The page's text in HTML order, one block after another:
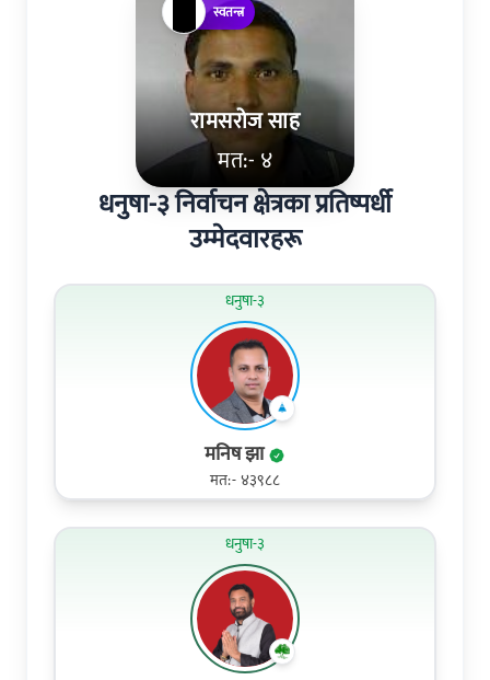
रामसरोज साह
मत:- ४
स्वतन्त्र
धनुषा-३ निर्वाचन क्षेत्रका प्रतिष्पर्धी
उम्मेदवारहरू
धनुषा-३
मनिष झा
मत:- ४३९८८
धनुषा-३